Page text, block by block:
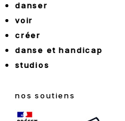
danser
voir
créer
danse et handicap
studios
nos soutiens